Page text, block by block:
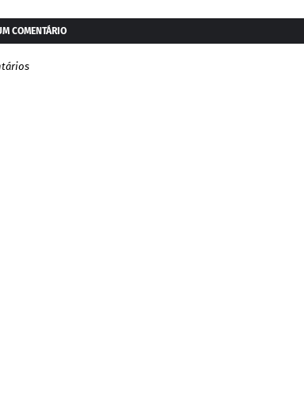
COMENTÁRIO